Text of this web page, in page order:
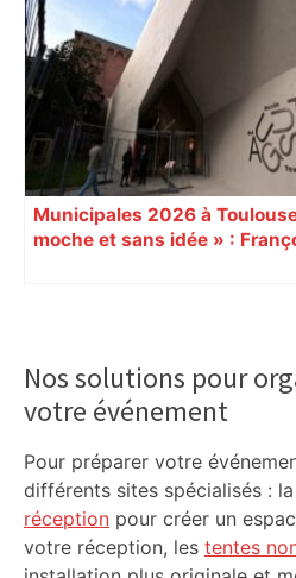
Municipales 2026 à
moche et sans idée » :
Sidebar
Nos solutions pour
votre événement
Pour préparer votre
différents sites spécialisés : la
réception pour créer un
votre réception, les tentes